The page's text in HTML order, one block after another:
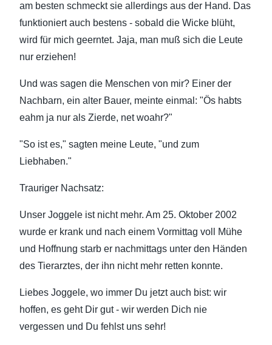
am besten schmeckt sie allerdings aus der Hand. Das
funktioniert auch bestens - sobald die Wicke blüht,
wird für mich geerntet. Jaja, man muß sich die Leute
nur erziehen!
Und was sagen die Menschen von mir? Einer der
Nachbarn, ein alter Bauer, meinte einmal: "Ös habts
eahm ja nur als Zierde, net woahr?"
"So ist es," sagten meine Leute, "und zum
Liebhaben."
Trauriger Nachsatz:
Unser Joggele ist nicht mehr. Am 25. Oktober 2002
wurde er krank und nach einem Vormittag voll Mühe
und Hoffnung starb er nachmittags unter den Händen
des Tierarztes, der ihn nicht mehr retten konnte.
Liebes Joggele, wo immer Du jetzt auch bist: wir
hoffen, es geht Dir gut - wir werden Dich nie
vergessen und Du fehlst uns sehr!